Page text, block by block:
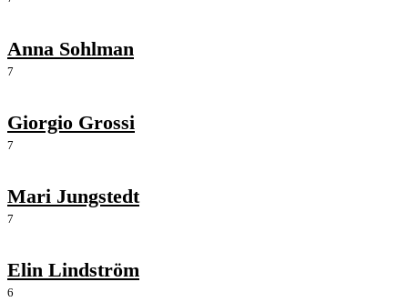
Anna Sohlman
7
Giorgio Grossi
7
Mari Jungstedt
7
Elin Lindström
6